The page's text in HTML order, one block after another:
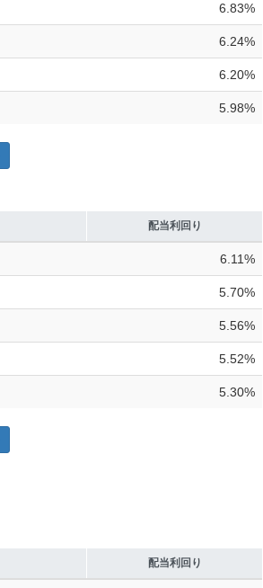
6.83%
6.24%
6.20%
5.98%
配当利回り
6.11%
5.70%
5.56%
5.52%
5.30%
配当利回り